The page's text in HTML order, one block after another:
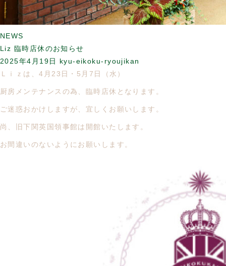
NEWS
Liz 臨時店休のお知らせ
2025年4月19日
kyu-eikoku-ryoujikan
Ｌｉｚは、4月23日・5月7日（水）
厨房メンテナンスの為、臨時店休となります。
ご迷惑おかけしますが、宜しくお願いします。
尚、旧下関英国領事館は開館いたします。
お間違いのないようにお願いします。